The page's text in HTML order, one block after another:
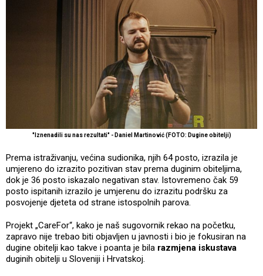
"Iznenadili su nas rezultati" - Daniel Martinović (FOTO: Dugine obitelji)
Prema istraživanju, većina sudionika, njih 64 posto, izrazila je
umjereno do izrazito pozitivan stav prema duginim obiteljima,
dok je 36 posto iskazalo negativan stav. Istovremeno čak 59
posto ispitanih izrazilo je umjerenu do izrazitu podršku za
posvojenje djeteta od strane istospolnih parova.
Projekt „CareFor“, kako je naš sugovornik rekao na početku,
zapravo nije trebao biti objavljen u javnosti i bio je fokusiran na
dugine obitelji kao takve i poanta je bila razmjena iskustava
duginih obitelji u Sloveniji i Hrvatskoj.